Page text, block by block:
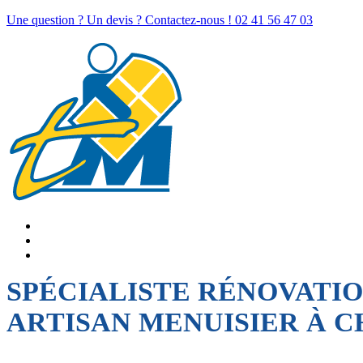
Une question ? Un devis ? Contactez-nous ! 02 41 56 47 03
SPÉCIALISTE
ARTISAN MENUISIER À